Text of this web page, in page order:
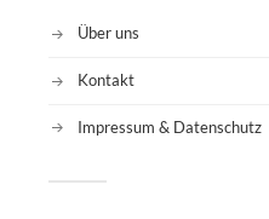
Über uns
Kontakt
Impressum & Datenschutz